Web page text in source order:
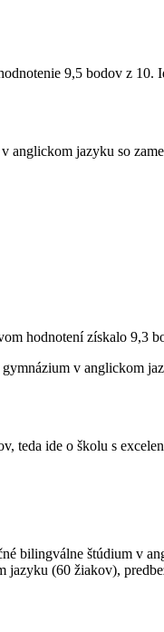
9,5 bodov z 10.
jazyku so
hodnotení získalo 9,3
v anglickom
teda ide o školu s
bilingválne štúdium v
jazyku (60 žiakov),